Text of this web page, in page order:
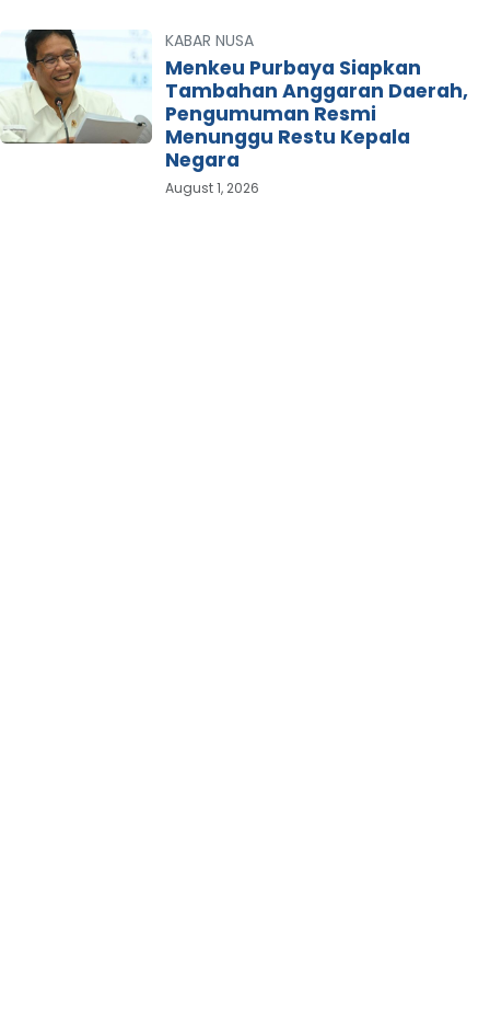
KABAR NUSA
Menkeu Purbaya Siapkan
Tambahan Anggaran Daerah,
Pengumuman Resmi
Menunggu Restu Kepala
Negara
August 1, 2026